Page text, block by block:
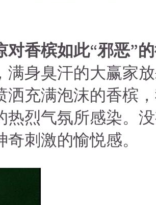
香槟如此“邪恶”
满身臭汗的大赢家
充满泡沫的香槟
烈气氛所感染。
刺激的愉悦感。